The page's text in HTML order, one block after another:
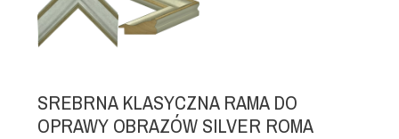
SREBRNA KLASYCZNA RAMA DO
OPRAWY OBRAZÓW SILVER ROMA